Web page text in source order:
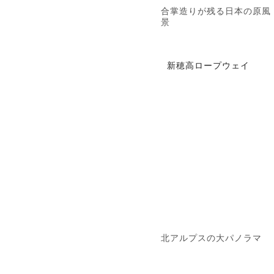
合掌造りが残る日本の原風
景
新穂高ロープウェイ
北アルプスの大パノラマ